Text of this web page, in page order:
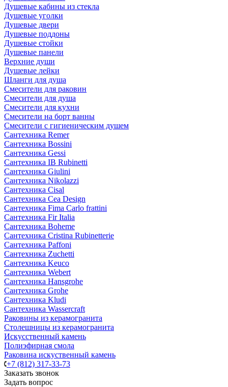
Душевые кабины из стекла
Душевые уголки
Душевые двери
Душевые поддоны
Душевые стойки
Душевые панели
Верхние души
Душевые лейки
Шланги для душа
Смесители для раковин
Смесители для душа
Смесители для кухни
Смесители на борт ванны
Смесители с гигиеническим душем
Сантехника Remer
Сантехника Bossini
Сантехника Gessi
Сантехника IB Rubinetti
Сантехника Giulini
Сантехника Nikolazzi
Сантехника Cisal
Сантехника Cea Design
Сантехника Fima Carlo frattini
Сантехника Fir Italia
Сантехника Boheme
Сантехника Cristina Rubinetterie
Сантехника Paffoni
Сантехника Zuchetti
Сантехника Keuco
Сантехника Webert
Сантехника Hansgrohe
Сантехника Grohe
Сантехника Kludi
Сантехника Wassercraft
Раковины из керамогранита
Столешницы из керамогранита
Искусственный камень
Полиэфирная смола
Раковина искуственный камень
+7 (812) 317-33-73
Заказать звонок
Задать вопрос